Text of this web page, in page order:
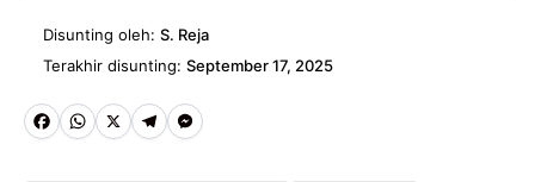
Disunting oleh: S. Reja
Terakhir disunting: September 17, 2025
Fa W
X
Te M